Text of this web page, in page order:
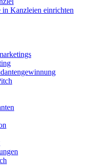
in Kanzleien einrichten